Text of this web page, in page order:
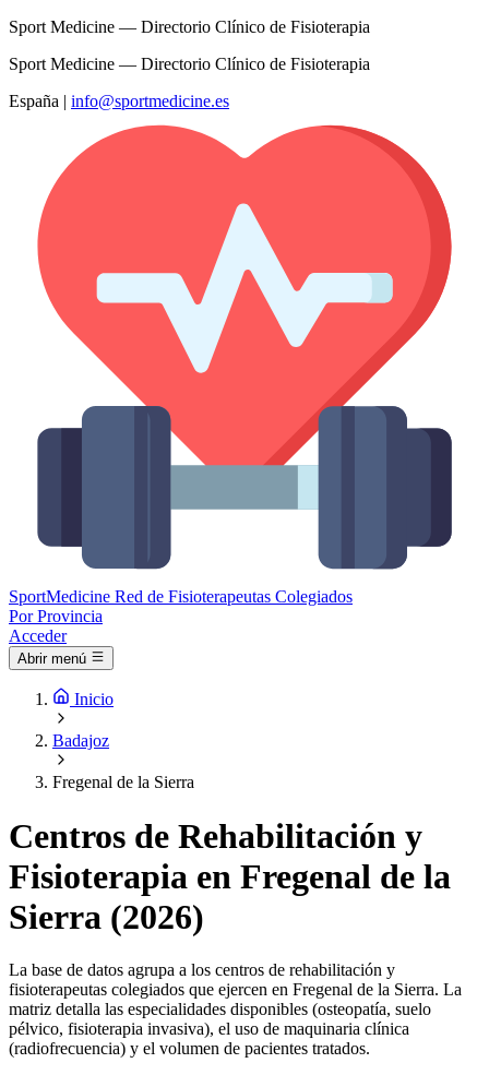
Sport Medicine — Directorio Clínico de Fisioterapia
Sport Medicine — Directorio Clínico de Fisioterapia
España | info@sportmedicine.es
SportMedicine Red de Fisioterapeutas Colegiados
Por Provincia
Acceder
Abrir menú
Inicio
Badajoz
Fregenal de la Sierra
Centros de Rehabilitación y
Fisioterapia en Fregenal de la
Sierra (2026)
La base de datos agrupa a los centros de rehabilitación y
fisioterapeutas colegiados que ejercen en Fregenal de la Sierra. La
matriz detalla las especialidades disponibles (osteopatía, suelo
pélvico, fisioterapia invasiva), el uso de maquinaria clínica
(radiofrecuencia) y el volumen de pacientes tratados.